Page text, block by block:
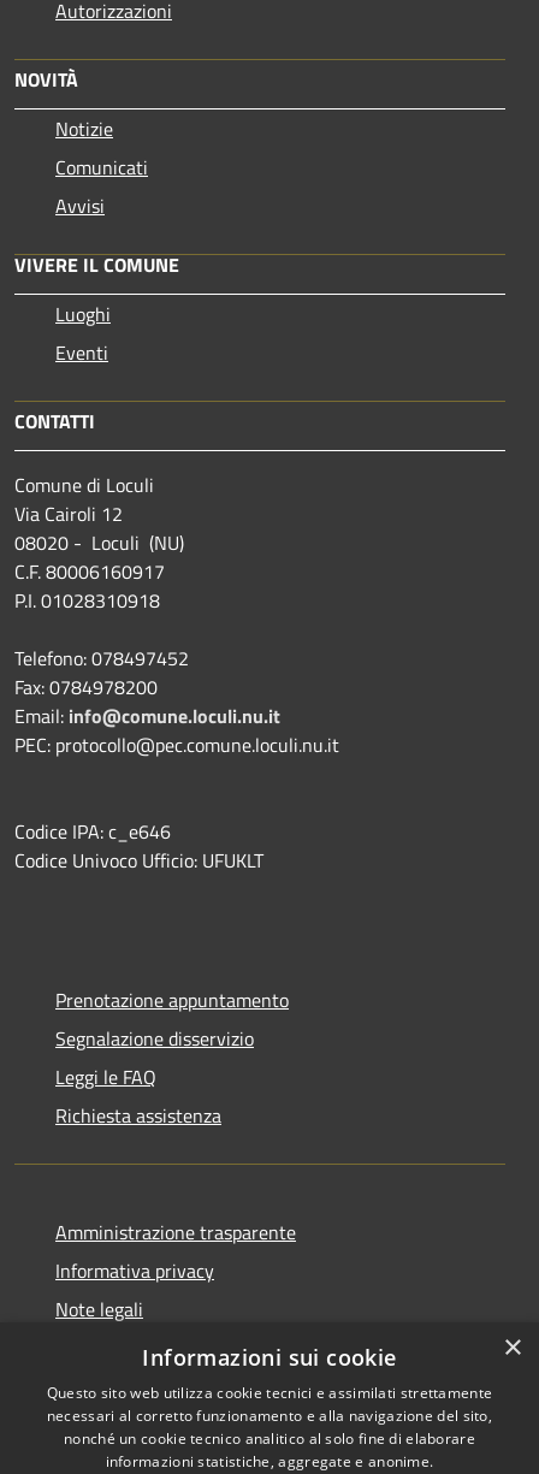
Autorizzazioni
NOVITÀ
Notizie
Comunicati
Avvisi
VIVERE IL COMUNE
Luoghi
Eventi
CONTATTI
Comune di Loculi
Via Cairoli 12
08020 - Loculi (NU)
C.F. 80006160917
P.I. 01028310918
Telefono: 078497452
Fax: 0784978200
Email: info@comune.loculi.nu.it
PEC: protocollo@pec.comune.loculi.nu.it
Codice IPA: c_e646
Codice Univoco Ufficio: UFUKLT
Prenotazione appuntamento
Segnalazione disservizio
Leggi le FAQ
Richiesta assistenza
Amministrazione trasparente
Informativa privacy
Note legali
Dichiarazione di accessibilità
×
Informazioni sui cookie
Questo sito web utilizza cookie tecnici e assimilati strettamente
necessari al corretto funzionamento e alla navigazione del sito,
nonché un cookie tecnico analitico al solo fine di elaborare
informazioni statistiche, aggregate e anonime.